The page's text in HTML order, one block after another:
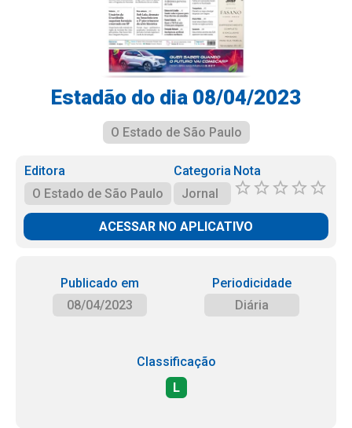
Estadão do dia 08/04/2023
O Estado de São Paulo
Editora
O Estado de São Paulo
Categoria
Jornal
Nota
ACESSAR NO APLICATIVO
Publicado em
08/04/2023
Periodicidade
Diária
Classificação
L